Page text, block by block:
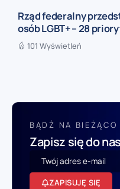
Rząd federalny
osób LGBT+ – 28
101 Wyświetleń
BĄDŹ NA
Zapisz się do
ZAPISUJĘ SIĘ